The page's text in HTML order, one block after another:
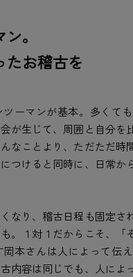
。
たお稽古を
ーマンが基本。多くて
が生じて、周囲と自分を
なことより、ただただ時
つけると同時に、日常か
なり、稽古日程も固定さ
。１対１だからこそ、「
本さんは人によって伝
内容は同じでも、人によ